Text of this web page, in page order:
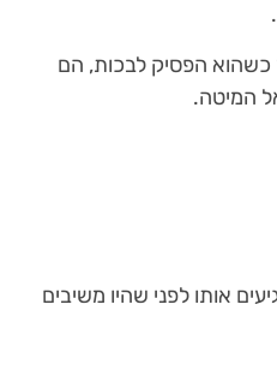
כשהוא הפסיק לבכות, הם
המיטה.
אותו לפני שהיו משיבים